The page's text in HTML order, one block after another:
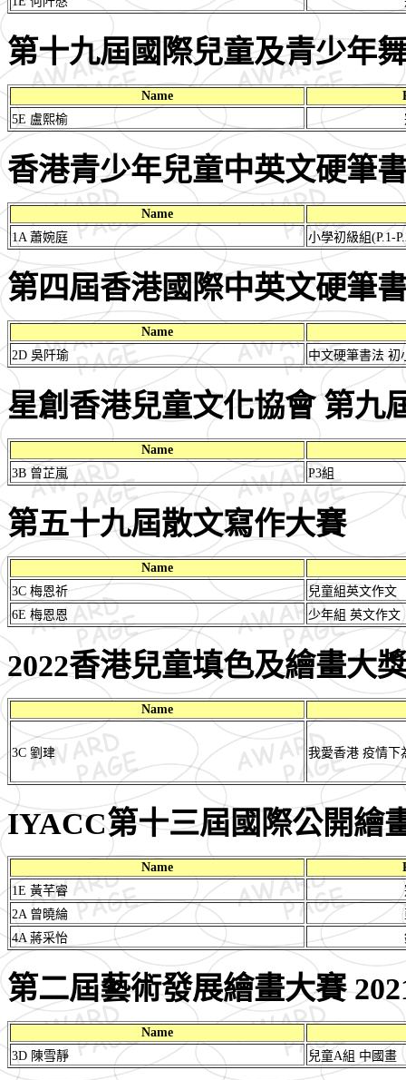
第十九屆國際兒童及青少年
Name
5E 盧熙榆
香港青少年兒童中英文硬筆
Name
1A 蕭婉庭
小學初級組(P.1-
第四屆香港國際中英文硬筆
Name
2D 吳阡瑜
中文硬筆書法 初
星創香港兒童文化協會 第九
Name
3B 曾芷嵐
P3組
第五十九屆散文寫作大賽
Name
3C 梅恩祈
兒童組英文作文
6E 梅恩恩
少年組 英文作文
2022香港兒童填色及繪畫大
Name
3C 劉珒 我愛香港 疫情下
IYACC第十三屆國際公開繪
Name
1E 黃芊睿
2A 曾曉綸
4A 蔣采怡
第二屆藝術發展繪畫大賽
Name
3D 陳雪靜
兒童A組 中國畫